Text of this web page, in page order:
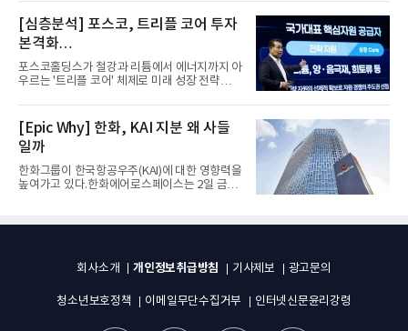
[심층분석] 포스코, 트리플 코어 투자
본격화
16조7천억원 투자 재원 마련 전략은?
포스코홀딩스가 철강과 리튬에서 에너지까지 아
우르는 '트리플 코어' 체제로 미래 성장 전략을
[Epic Why] 한화, KAI 지분 왜 사들
일까
한화그룹이 한국항공우주(KAI)에 대한 영향력을
높여가고 있다.한화에어로스페이스는 2일 금융
회사소개 개인정보취급방침 기사제보 광고문의
청소년보호정책 이메일무단수집거부 인터넷신문윤리강령